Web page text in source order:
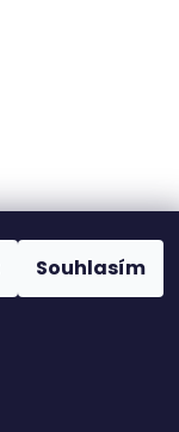
Souhlasím